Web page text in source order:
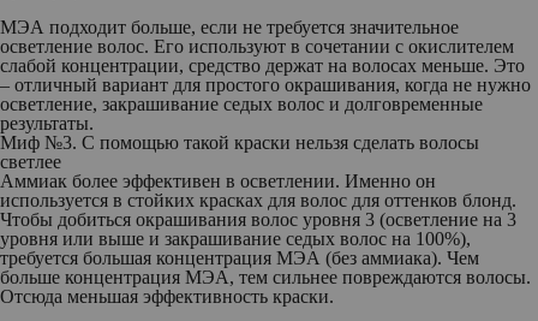
МЭА подходит больше, если не требуется значительное
осветление волос. Его используют в сочетании с окислителем
слабой концентрации, средство держат на волосах меньше. Это
– отличный вариант для простого окрашивания, когда не нужно
осветление, закрашивание седых волос и долговременные
результаты.
Миф №3. С помощью такой краски нельзя сделать волосы
светлее
Аммиак более эффективен в осветлении. Именно он
используется в стойких красках для волос для оттенков блонд.
Чтобы добиться окрашивания волос уровня 3 (осветление на 3
уровня или выше и закрашивание седых волос на 100%),
требуется большая концентрация МЭА (без аммиака). Чем
больше концентрация МЭА, тем сильнее повреждаются волосы.
Отсюда меньшая эффективность краски.